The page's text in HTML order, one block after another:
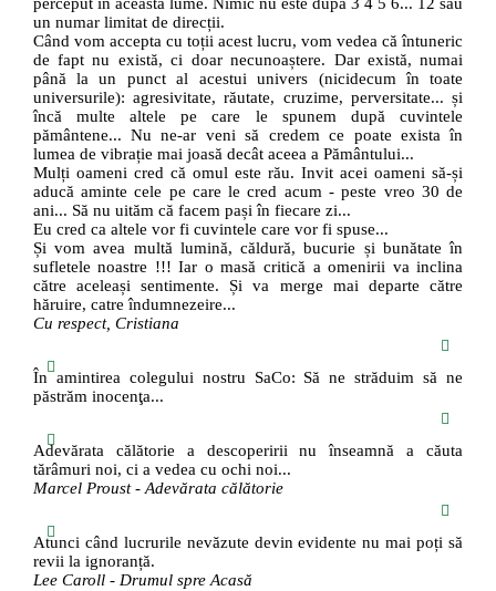
un numar limitat de direcții.
Când vom accepta cu toții acest lucru, vom vedea că întuneric
de fapt nu există, ci doar necunoaștere. Dar există, numai
până la un punct al acestui univers (nicidecum în toate
universurile): agresivitate, răutate, cruzime, perversitate... și
încă multe altele pe care le spunem după cuvintele
pământene... Nu ne-ar veni să credem ce poate exista în
lumea de vibrație mai joasă decât aceea a Pământului...
Mulți oameni cred că omul este rău. Invit acei oameni să-și
aducă aminte cele pe care le cred acum - peste vreo 30 de
ani... Să nu uităm că facem pași în fiecare zi...
Eu cred ca altele vor fi cuvintele care vor fi spuse...
Și vom avea multă lumină, căldură, bucurie și bunătate în
sufletele noastre !!! Iar o masă critică a omenirii va inclina
către aceleași sentimente. Și va merge mai departe către
hăruire, catre îndumnezeire...
Cu respect, Cristiana
În amintirea colegului nostru SaCo: Să ne străduim să ne
păstrăm inocenţa...
Adevărata călătorie a descoperirii nu înseamnă a căuta
tărâmuri noi, ci a vedea cu ochi noi...
Marcel Proust - Adevărata călătorie
Atunci când lucrurile nevăzute devin evidente nu mai poți să
revii la ignoranță.
Lee Caroll - Drumul spre Acasă